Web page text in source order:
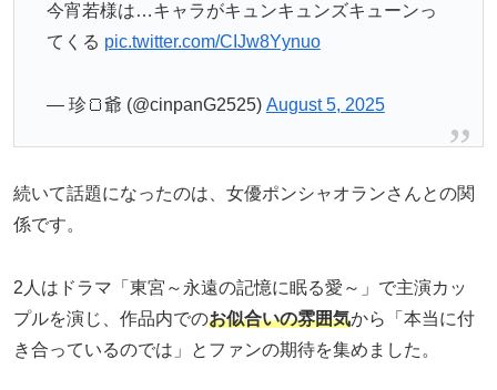
今宵若様は…キャラがキュンキュンズキューンっ
てくる pic.twitter.com/CIJw8Yynuo
— 珍🍞爺 (@cinpanG2525) August 5, 2025
続いて話題になったのは、女優ポンシャオランさんとの関
係です。
2人はドラマ「東宮～永遠の記憶に眠る愛～」で主演カッ
プルを演じ、作品内でのお似合いの雰囲気から「本当に付
き合っているのでは」とファンの期待を集めました。